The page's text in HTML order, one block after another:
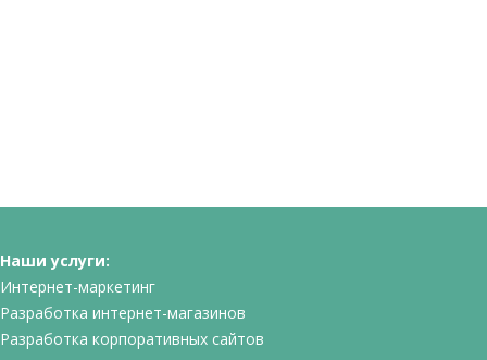
Наши услуги:
Интернет-маркетинг
Разработка интернет-магазинов
Разработка корпоративных сайтов